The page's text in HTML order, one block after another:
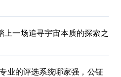
上一场追寻宇宙本质的探索之
业的评选系统哪家强，公钲